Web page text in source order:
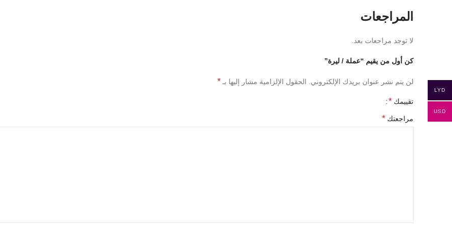
المراجعات
لا توجد مراجعات بعد.
كن أول من يقيم “عملة / ليرة”
لن يتم نشر عنوان بريدك الإلكتروني. الحقول الإلزامية مشار إليها بـ *
تقييمك *
مراجعتك *
LYD
USD